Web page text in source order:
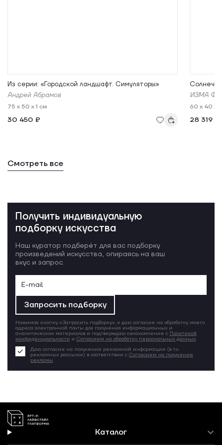
Из серии: «Городской ландшафт. Симуляторы»
Андрей Абрамов
75 x 50 x 1 см
30 450 ₽
ИЗМА
60 x 40 x
28 319 ₽
Смотреть все
Получить индивидуальную
подборку искусства
Наш куратор подберёт для вас подборку
произведений искусства, опираясь на ваш
вкус и запрос.
Запросить подборку
Нажимая кнопку «Запросить подборку», я даю согласие на обработку моего
адреса электронной почты для получения информационных и
аналитических материалов и подтверждаю ознакомление с Политикой
конфиденциальности и Согласием на обработку персональных данных.
Даю согласие на получение рекламной информации (в т.ч.
рекламных рассылок) в соответствии с Согласием на получение
рекламы
Каталог